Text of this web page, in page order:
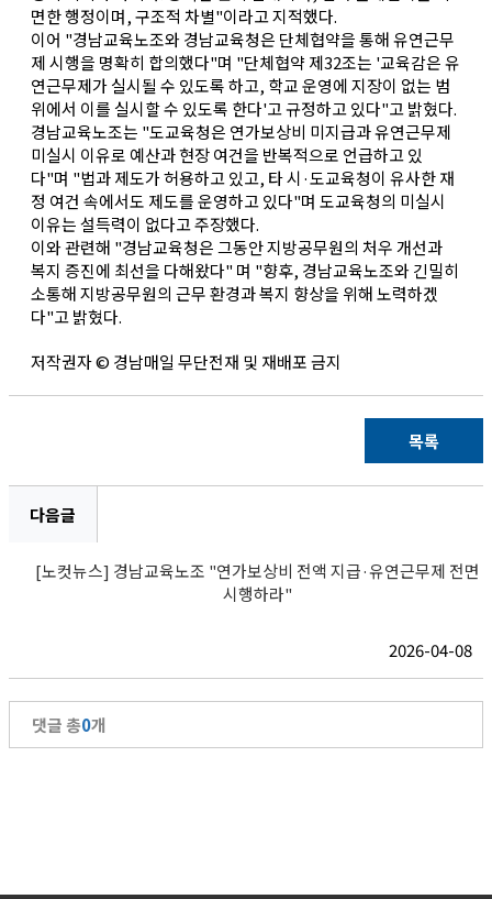
면한 행정이며, 구조적 차별"이라고 지적했다.
이어 "경남교육노조와 경남교육청은 단체협약을 통해 유연근무
제 시행을 명확히 합의했다"며 "단체협약 제32조는 '교육감은 유
연근무제가 실시될 수 있도록 하고, 학교 운영에 지장이 없는 범
위에서 이를 실시할 수 있도록 한다'고 규정하고 있다"고 밝혔다.
경남교육노조는 "도교육청은 연가보상비 미지급과 유연근무제
미실시 이유로 예산과 현장 여건을 반복적으로 언급하고 있
다"며 "법과 제도가 허용하고 있고, 타 시·도교육청이 유사한 재
정 여건 속에서도 제도를 운영하고 있다"며 도교육청의 미실시
이유는 설득력이 없다고 주장했다.
이와 관련해 "경남교육청은 그동안 지방공무원의 처우 개선과
복지 증진에 최선을 다해왔다" 며 "향후, 경남교육노조와 긴밀히
소통해 지방공무원의 근무 환경과 복지 향상을 위해 노력하겠
다"고 밝혔다.
저작권자 © 경남매일 무단전재 및 재배포 금지
목록
다음글
[노컷뉴스] 경남교육노조 "연가보상비 전액 지급·유연근무제 전면
시행하라"
2026-04-08
댓글 총0개